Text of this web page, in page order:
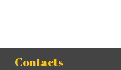
Contacts